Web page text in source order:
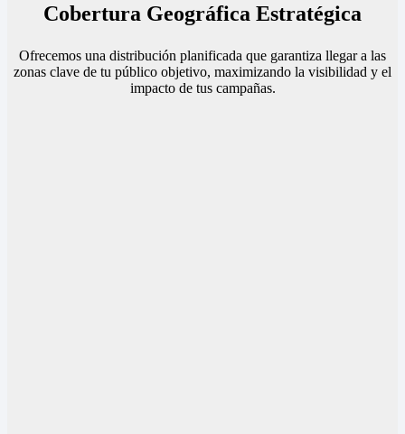
Cobertura Geográfica Estratégica
Ofrecemos una distribución planificada que garantiza llegar a las
zonas clave de tu público objetivo, maximizando la visibilidad y el
impacto de tus campañas.